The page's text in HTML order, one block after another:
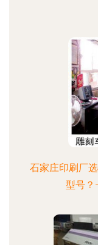
石家庄印刷厂
型号